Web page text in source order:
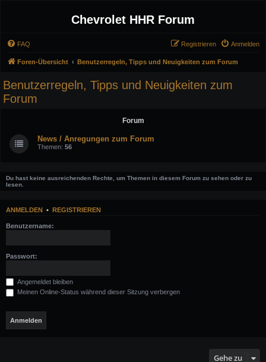
Chevrolet HHR Forum
FAQ Anmelden
Registrieren
Foren-Übersicht Benutzerregeln, Tipps und Neuigkeiten zum Forum
Benutzerregeln, Tipps und Neuigkeiten zum
Forum
Forum
News / Anregungen zum Forum
Themen: 56
Du hast keine ausreichenden Rechte, um Themen in diesem Forum zu sehen oder zu
lesen.
ANMELDEN • REGISTRIEREN
Benutzername:
Passwort:
Angemeldet bleiben
Meinen Online-Status während dieser Sitzung verbergen
Gehe zu